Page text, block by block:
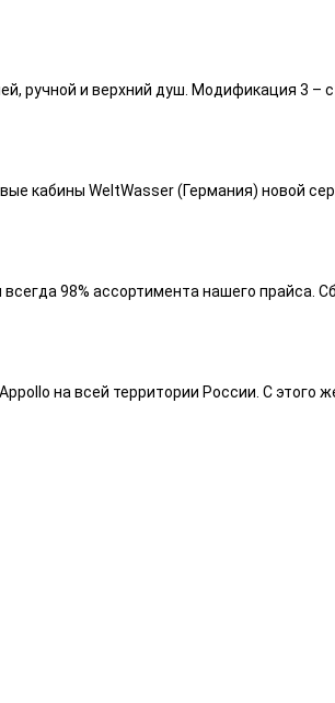
ручной и верхний душ. Модификация 3 –
WeltWasser (Германия) новой
98% ассортимента нашего прайса.
на всей территории России. С